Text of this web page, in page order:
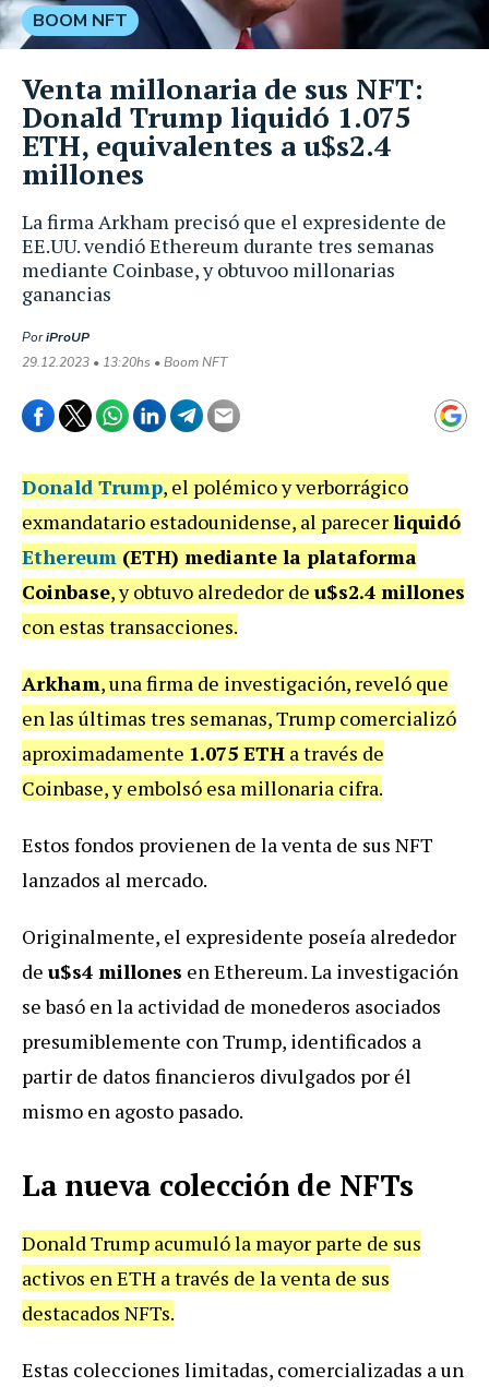
La firma Arkham precisó que el expresidente de
EE.UU. vendió Ethereum durante tres semanas
mediante Coinbase, y obtuvoo millonarias
ganancias
PoriProUP
29.12.2023 • 13:20hs • Boom NFT
BOOM NFT
Venta millonaria de sus NFT:
Donald Trump liquidó 1.075
ETH, equivalentes a u$s2.4
millones
Donald Trump, el polémico y verborrágico
exmandatario estadounidense, al parecerliquidó
Ethereum (ETH) mediante la plataforma
Coinbase, y obtuvo alrededor de u$s2.4 millones
con estas transacciones.
Arkham, una firma de investigación, reveló que
en las últimas tres semanas, Trump comercializó
aproximadamente 1.075 ETH a través de
Coinbase, y embolsó esa millonaria cifra.
Estos fondos provienen de la venta de sus NFT
lanzados al mercado.
Originalmente, el expresidente poseía alrededor
de u$s4 millones en Ethereum. La investigación
se basó en la actividad de monederos asociados
presumiblemente con Trump, identificados a
partir de datos financieros divulgados por él
mismo en agosto pasado.
La nueva colección de NFTs
Donald Trump acumuló la mayor parte de sus
activos en ETH a través de la venta de sus
destacados NFTs.
Estas colecciones limitadas, comercializadas a un